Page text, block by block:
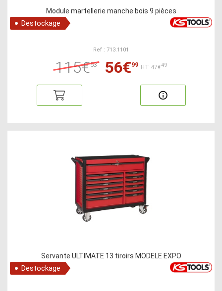
Module martellerie manche bois 9 pièces
Destockage
Ref : 713.1101
115€53 56€99 HT:47€49
Servante ULTIMATE 13 tiroirs MODELE EXPO
Destockage